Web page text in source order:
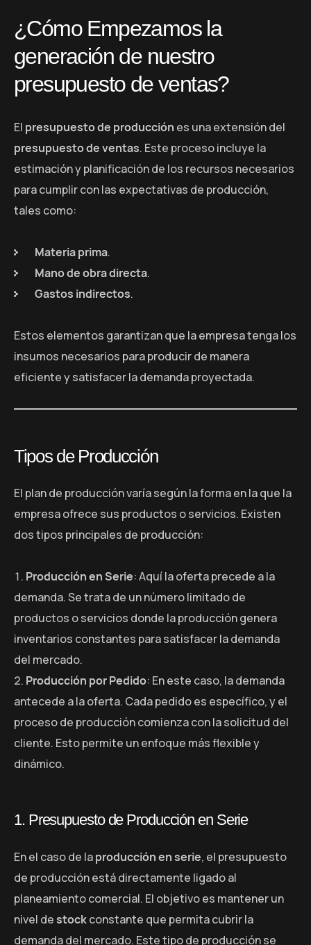
¿Cómo Empezamos la
generación de nuestro
presupuesto de ventas?
El presupuesto de producción es una extensión del
presupuesto de ventas. Este proceso incluye la
estimación y planificación de los recursos necesarios
para cumplir con las expectativas de producción,
tales como:
Materia prima.
Mano de obra directa.
Gastos indirectos.
Estos elementos garantizan que la empresa tenga los
insumos necesarios para producir de manera
eficiente y satisfacer la demanda proyectada.
Tipos de Producción
El plan de producción varía según la forma en la que la
empresa ofrece sus productos o servicios. Existen
dos tipos principales de producción:
Producción en Serie: Aquí la oferta precede a la
demanda. Se trata de un número limitado de
productos o servicios donde la producción genera
inventarios constantes para satisfacer la demanda
del mercado.
Producción por Pedido: En este caso, la demanda
antecede a la oferta. Cada pedido es específico, y el
proceso de producción comienza con la solicitud del
cliente. Esto permite un enfoque más flexible y
dinámico.
1. Presupuesto de Producción en Serie
En el caso de laproducción en serie, el presupuesto
de producción está directamente ligado al
planeamiento comercial. El objetivo es mantener un
nivel destockconstante que permita cubrir la
demanda del mercado. Este tipo de producción se